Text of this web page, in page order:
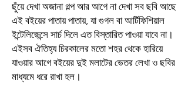
ছুঁয়ে দেখা অজানা গল্প আর আগে না দেখা সব ছবি আছে
এই বইয়ের পাতায় পাতায়, যা গুগল বা আর্টিফিশিয়াল
ইন্টেলিজেন্সে সার্চ দিলে এত বিস্তারিত পাওয়া যাবে না।
এইসব ঐতিহ্য চিরকালের মতো শহর থেকে হারিয়ে
যাওয়ার আগে বইয়ের দুই মলাটের ভেতর লেখা ও ছবির
মাধ্যমে ধরে রাখা হল।